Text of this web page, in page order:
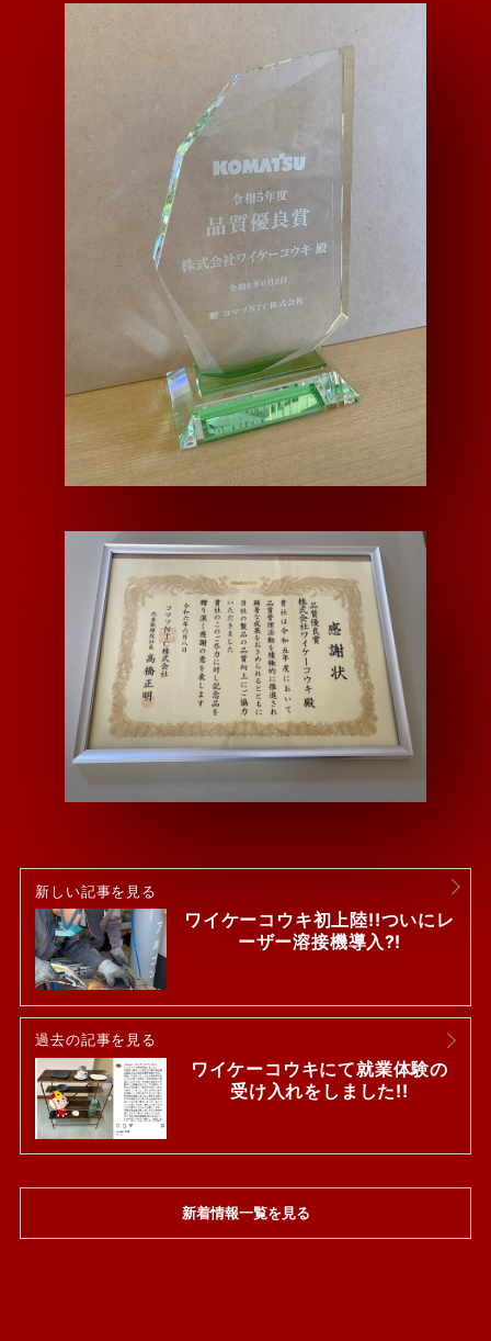
新しい記事を見る
ワイケーコウキ初上陸!!ついにレ
ーザー溶接機導入⁈
過去の記事を見る
ワイケーコウキにて就業体験の
受け入れをしました!!
新着情報一覧を見る